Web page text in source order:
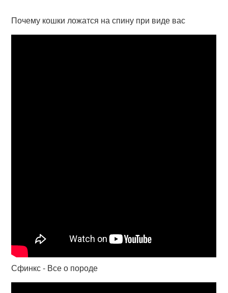
Почему кошки ложатся на спину при виде вас
Сфинкс - Все о породе